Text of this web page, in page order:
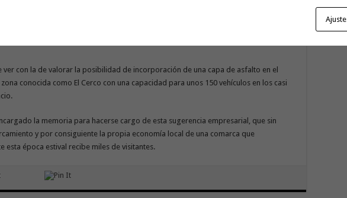
al encuentro plantearon diversas cuestiones que a juicio del Ayuntamiento
el propio proyecto” y a las que el Consistorio Municipal ha sido bastante
ver con la de valorar la posibilidad de incorporación de una capa de asfalto en el
conocida como El Cerco con una capacidad para unos 150 vehículos en los casi
la memoria para hacerse cargo de esta sugerencia empresarial, que sin
y por consiguiente la propia economía local de una comarca que
esta época estival recibe miles de visitantes.